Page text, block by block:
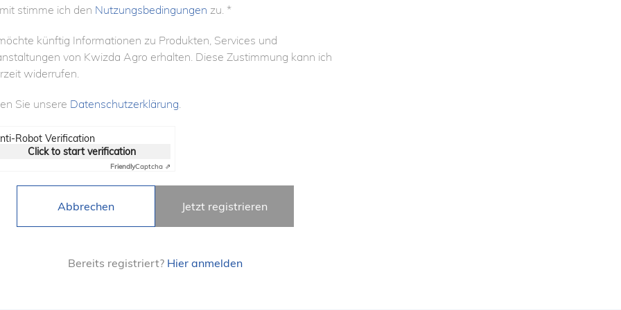
stimme ich den Nutzungsbedingungen zu. *
künftig Informationen zu Produkten, Services und
von Kwizda Agro erhalten. Diese Zustimmung kann ich
widerrufen.
Sie unsere Datenschutzerklärung.
Robot Verification
Click to start verification
FriendlyCaptcha ⇗
Abbrechen Jetzt registrieren
Bereits registriert? Hier anmelden